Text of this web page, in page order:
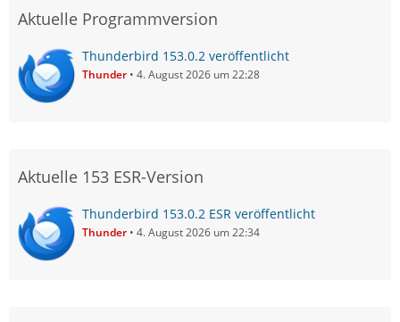
Aktuelle Programmversion
Thunderbird 153.0.2 veröffentlicht
Thunder 4. August 2026 um 22:28
Aktuelle 153 ESR-Version
Thunderbird 153.0.2 ESR veröffentlicht
Thunder 4. August 2026 um 22:34